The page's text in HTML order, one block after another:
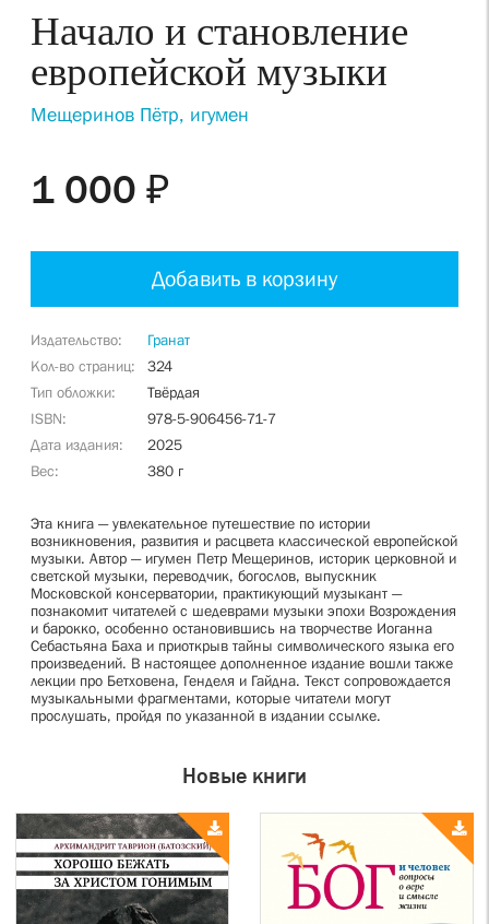
Начало и становление
европейской музыки
Мещеринов Пётр, игумен
1 000 ₽
Добавить в корзину
Издательство
Гранат
Кол-во страниц
324
Тип обложки
Твёрдая
ISBN
978-5-906456-71-7
Дата издания
2025
Вес
380 г
Эта книга — увлекательное путешествие по истории
возникновения, развития и расцвета классической европейской
музыки. Автор — игумен Петр Мещеринов, историк церковной и
светской музыки, переводчик, богослов, выпускник
Московской консерватории, практикующий музыкант —
познакомит читателей с шедеврами музыки эпохи Возрождения
и барокко, особенно остановившись на творчестве Иоганна
Себастьяна Баха и приоткрыв тайны символического языка его
произведений. В настоящее дополненное издание вошли также
лекции про Бетховена, Генделя и Гайдна. Текст сопровождается
музыкальными фрагментами, которые читатели могут
прослушать, пройдя по указанной в издании ссылке.
Новые книги